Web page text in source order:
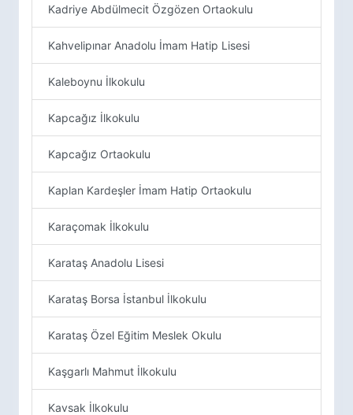
Kadriye Abdülmecit Özgözen Ortaokulu
Kahvelipınar Anadolu İmam Hatip Lisesi
Kaleboynu İlkokulu
Kapcağız İlkokulu
Kapcağız Ortaokulu
Kaplan Kardeşler İmam Hatip Ortaokulu
Karaçomak İlkokulu
Karataş Anadolu Lisesi
Karataş Borsa İstanbul İlkokulu
Karataş Özel Eğitim Meslek Okulu
Kaşgarlı Mahmut İlkokulu
Kavsak İlkokulu